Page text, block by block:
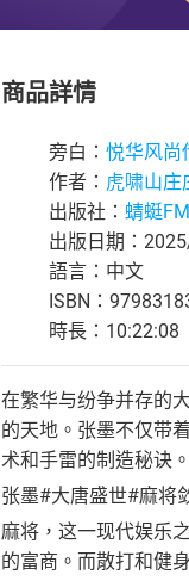
商品詳情
旁白： 悦华风尚
作者： 虎啸山庄
出版社： 蜻蜓
出版日期：
語言：中文
ISBN：
時長：10:22:08
在繁华与纷争并存的
的天地。张墨不仅带
术和手雷的制造秘诀
张墨#大唐盛世#麻将
麻将，这一现代娱乐
的富商。而散打和健